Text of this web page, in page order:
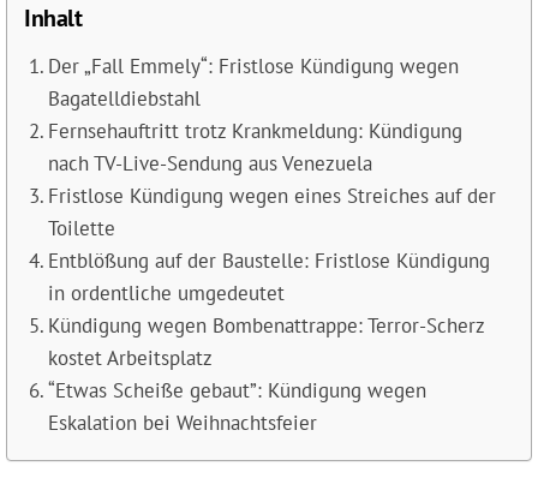
Inhalt
Der „Fall Emmely“: Fristlose Kündigung wegen
Bagatelldiebstahl
Fernsehauftritt trotz Krankmeldung: Kündigung
nach TV-Live-Sendung aus Venezuela
Fristlose Kündigung wegen eines Streiches auf der
Toilette
Entblößung auf der Baustelle: Fristlose Kündigung
in ordentliche umgedeutet
Kündigung wegen Bombenattrappe: Terror-Scherz
kostet Arbeitsplatz
“Etwas Scheiße gebaut”: Kündigung wegen
Eskalation bei Weihnachtsfeier